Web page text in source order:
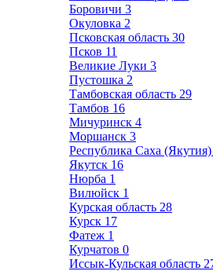
Боровичи 3
Окуловка 2
Псковская область 30
Псков 11
Великие Луки 3
Пустошка 2
Тамбовская область 29
Тамбов 16
Мичуринск 4
Моршанск 3
Республика Саха (Якутия)
Якутск 16
Нюрба 1
Вилюйск 1
Курская область 28
Курск 17
Фатеж 1
Курчатов 0
Иссык-Кульская область